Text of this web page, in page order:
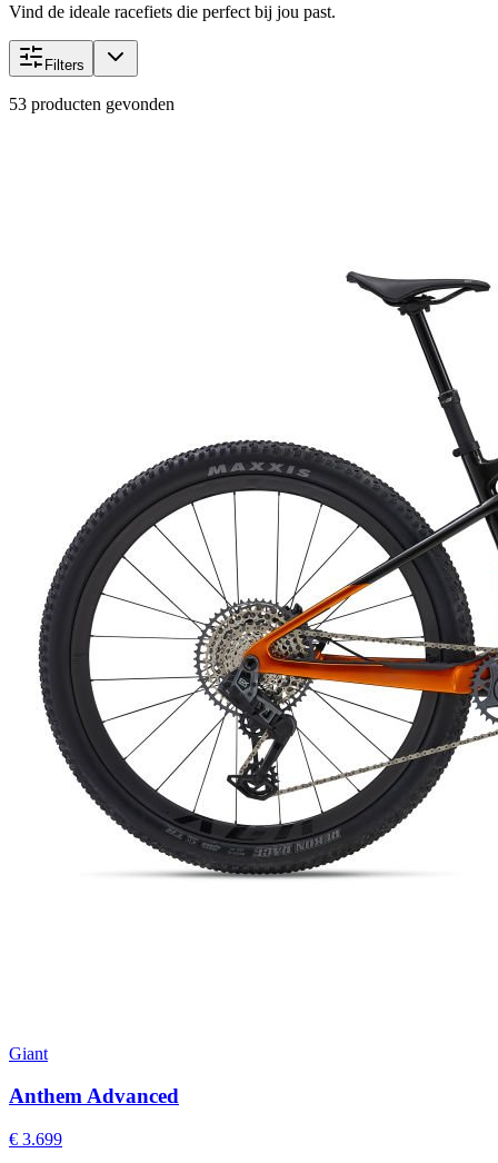
Vind de ideale racefiets die perfect bij jou past.
Filters
53 producten gevonden
Giant
Anthem Advanced
€ 3.699